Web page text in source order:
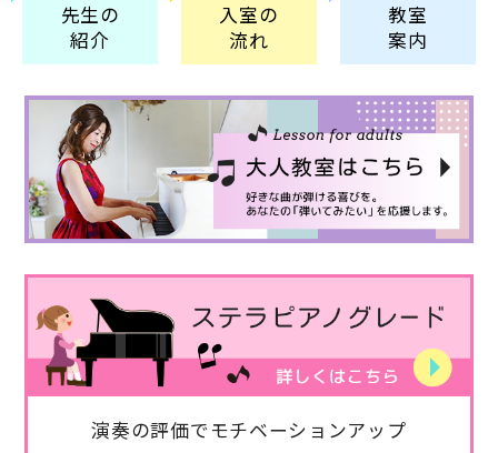
先生の
紹介
入室の
流れ
教室
案内
演奏の評価でモチベーションアップ